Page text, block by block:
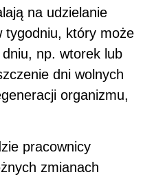
na udzielanie
tygodniu, który może
np. wtorek lub
dni wolnych
organizmu,
pracownicy
zmianach